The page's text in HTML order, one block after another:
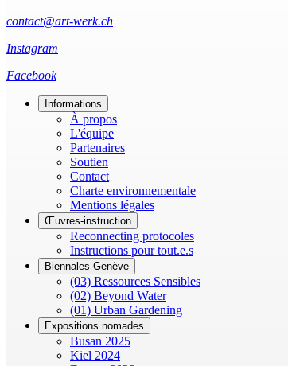
contact@art-werk.ch
Instagram
Facebook
Informations
À propos
L'équipe
Partenaires
Soutien
Contact
Charte environnementale
Mentions légales
Œuvres-instruction
Reconnecting protocoles
Instructions pour tout.e.s
Biennales Genève
(03) Ressources Sensibles
(02) Beyond Water
(01) Urban Gardening
Expositions nomades
Busan 2025
Kiel 2024